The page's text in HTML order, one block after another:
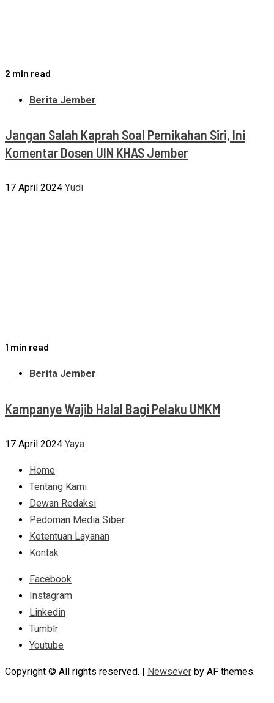
2 min read
Berita Jember
Jangan Salah Kaprah Soal Pernikahan Siri, Ini
Komentar Dosen UIN KHAS Jember
17 April 2024 Yudi
1 min read
Berita Jember
Kampanye Wajib Halal Bagi Pelaku UMKM
17 April 2024 Yaya
Home
Tentang Kami
Dewan Redaksi
Pedoman Media Siber
Ketentuan Layanan
Kontak
Facebook
Instagram
Linkedin
Tumblr
Youtube
Copyright © All rights reserved. | Newsever by AF themes.